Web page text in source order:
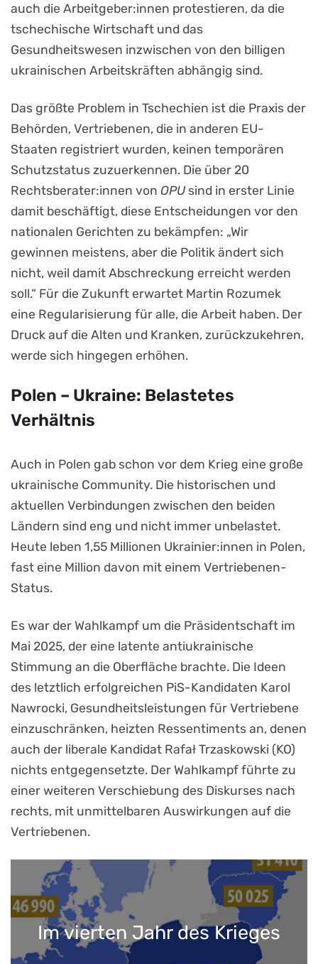
auch die Arbeitgeber:innen protestieren, da die
tschechische Wirtschaft und das
Gesundheitswesen inzwischen von den billigen
ukrainischen Arbeitskräften abhängig sind.
Das größte Problem in Tschechien ist die Praxis der
Behörden, Vertriebenen, die in anderen EU-
Staaten registriert wurden, keinen temporären
Schutzstatus zuzuerkennen. Die über 20
Rechtsberater:innen von OPUsind in erster Linie
damit beschäftigt, diese Entscheidungen vor den
nationalen Gerichten zu bekämpfen: „Wir
gewinnen meistens, aber die Politik ändert sich
nicht, weil damit Abschreckung erreicht werden
soll.“ Für die Zukunft erwartet Martin Rozumek
eine Regularisierung für alle, die Arbeit haben. Der
Druck auf die Alten und Kranken, zurückzukehren,
werde sich hingegen erhöhen.
Polen – Ukraine: Belastetes
Verhältnis
Auch in Polen gab schon vor dem Krieg eine große
ukrainische Community. Die historischen und
aktuellen Verbindungen zwischen den beiden
Ländern sind eng und nicht immer unbelastet.
Heute leben 1,55 Millionen Ukrainier:innen in Polen,
fast eine Million davon mit einem Vertriebenen-
Status.
Es war der Wahlkampf um die Präsidentschaft im
Mai 2025, der eine latente antiukrainische
Stimmung an die Oberfläche brachte. Die Ideen
des letztlich erfolgreichen PiS-Kandidaten Karol
Nawrocki, Gesundheitsleistungen für Vertriebene
einzuschränken, heizten Ressentiments an, denen
auch der liberale Kandidat Rafał Trzaskowski (KO)
nichts entgegensetzte. Der Wahlkampf führte zu
einer weiteren Verschiebung des Diskurses nach
rechts, mit unmittelbaren Auswirkungen auf die
Vertriebenen.
Im vierten Jahr des Krieges